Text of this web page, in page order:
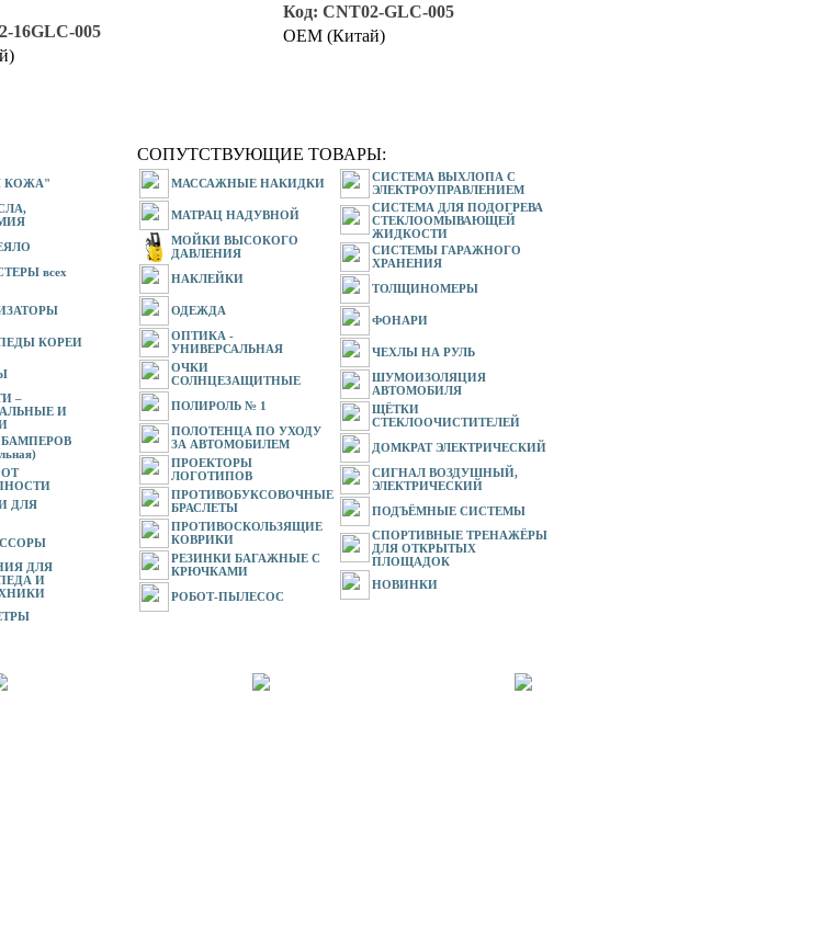
16GLC-005
Код: CNT02-GLC-005
OEM (Китай)
СОПУТСТВУЮЩИЕ ТОВАРЫ:
КОЖА"
всех
КОРЕИ
–
И
ДЛЯ
ДЛЯ
И
МАССАЖНЫЕ НАКИДКИ
МАТРАЦ НАДУВНОЙ
МОЙКИ ВЫСОКОГО
ДАВЛЕНИЯ
НАКЛЕЙКИ
ОДЕЖДА
ОПТИКА -
УНИВЕРСАЛЬНАЯ
ОЧКИ
СОЛНЦЕЗАЩИТНЫЕ
ПОЛИРОЛЬ № 1
ПОЛОТЕНЦА ПО УХОДУ
ЗА АВТОМОБИЛЕМ
ПРОЕКТОРЫ
ЛОГОТИПОВ
ПРОТИВОБУКСОВОЧНЫЕ
БРАСЛЕТЫ
ПРОТИВОСКОЛЬЗЯЩИЕ
КОВРИКИ
РЕЗИНКИ БАГАЖНЫЕ С
КРЮЧКАМИ
РОБОТ-ПЫЛЕСОС
СИСТЕМА ВЫХЛОПА С
ЭЛЕКТРОУПРАВЛЕНИЕМ
СИСТЕМА ДЛЯ ПОДОГРЕВА
СТЕКЛООМЫВАЮЩЕЙ
ЖИДКОСТИ
СИСТЕМЫ ГАРАЖНОГО
ХРАНЕНИЯ
ТОЛЩИНОМЕРЫ
ФОНАРИ
ЧЕХЛЫ НА РУЛЬ
ШУМОИЗОЛЯЦИЯ
АВТОМОБИЛЯ
ЩЁТКИ
СТЕКЛООЧИСТИТЕЛЕЙ
ДОМКРАТ ЭЛЕКТРИЧЕСКИЙ
СИГНАЛ ВОЗДУШНЫЙ,
ЭЛЕКТРИЧЕСКИЙ
ПОДЪЁМНЫЕ СИСТЕМЫ
СПОРТИВНЫЕ ТРЕНАЖЁРЫ
ДЛЯ ОТКРЫТЫХ
ПЛОЩАДОК
НОВИНКИ